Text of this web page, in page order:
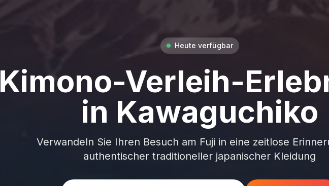
Heute verfügbar
Kimono-Verleih-
in Kawaguchiko
Verwandeln Sie Ihren Besuch am Fuji in eine zeitlose
authentischer traditioneller japanischer Kleidung